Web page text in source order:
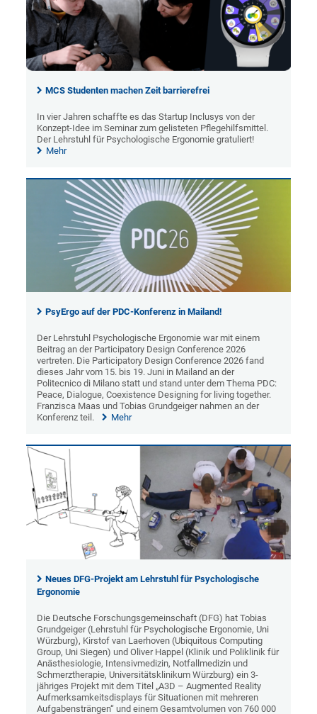
MCS Studenten machen Zeit barrierefrei
In vier Jahren schaffte es das Startup Inclusys von der
Konzept-Idee im Seminar zum gelisteten Pflegehilfsmittel.
Der Lehrstuhl für Psychologische Ergonomie gratuliert!
Mehr
PsyErgo auf der PDC-Konferenz in Mailand!
Der Lehrstuhl Psychologische Ergonomie war mit einem
Beitrag an der Participatory Design Conference 2026
vertreten. Die Participatory Design Conference 2026 fand
dieses Jahr vom 15. bis 19. Juni in Mailand an der
Politecnico di Milano statt und stand unter dem Thema PDC:
Peace, Dialogue, Coexistence Designing for living together.
Franzisca Maas und Tobias Grundgeiger nahmen an der
Konferenz teil.
Mehr
Neues DFG-Projekt am Lehrstuhl für Psychologische
Ergonomie
Die Deutsche Forschungsgemeinschaft (DFG) hat Tobias
Grundgeiger (Lehrstuhl für Psychologische Ergonomie, Uni
Würzburg), Kirstof van Laerhoven (Ubiquitous Computing
Group, Uni Siegen) und Oliver Happel (Klinik und Poliklinik für
Anästhesiologie, Intensivmedizin, Notfallmedizin und
Schmerztherapie, Universitätsklinikum Würzburg) ein 3-
jähriges Projekt mit dem Titel „A3D – Augmented Reality
Aufmerksamkeitsdisplays für Situationen mit mehreren
Aufgabensträngen“ und einem Gesamtvolumen von 760 000